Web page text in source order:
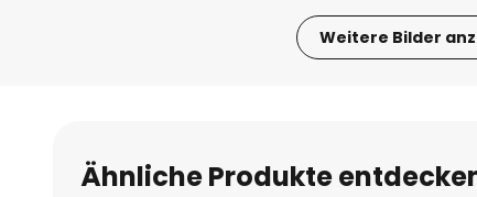
Weitere Bilder
Bildgalerie
springen
Ähnliche Produkte